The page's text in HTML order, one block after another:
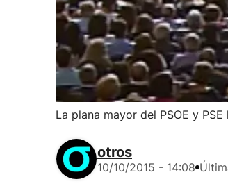
La plana mayor del PSOE y
otros
10/10/2015 - 14:08